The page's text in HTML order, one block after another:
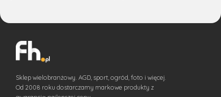
Sklep wielobranżowy. AGD, sport, ogród, foto i więcej.
Od 2008 roku dostarczamy markowe produkty z